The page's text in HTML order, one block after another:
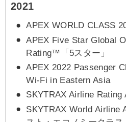
2021
APEX WORLD CLASS
APEX Five Star Global
Rating™「5スター」
APEX 2022 Passenger
Wi-Fi in Eastern Asia
SKYTRAX Airline Rating
SKYTRAX World Airline